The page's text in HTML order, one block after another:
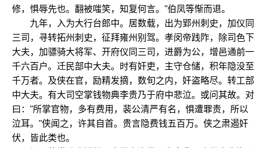
修，惧辱先也。翻被嗤笑，知复何言。"伯凤等惭而退。
九年，入为大行台郎中。居数载，出为郢州刺史，加仪同
三司，寻转拓州刺史，征拜雍州别驾。孝闵帝践阼，除司色下
大夫，加骠骑大将军、开府仪同三司，进爵为公，增邑通前一
千六百户。迁民部中大夫。时有奸吏，主守仓储，积年隐没至
千万者。及侠在官，励精发摘，数旬之内，奸盗略尽。转工部
中大夫。有大司空掌钱物典李贵乃于府中悲泣。或问其故。对
曰："所掌官物，多有费用，裴公清严有名，惧遭罪责，所以
泣耳。"侠闻之，许其自首。贵言隐费钱五百万。侠之肃遏奸
伏，皆此类也。